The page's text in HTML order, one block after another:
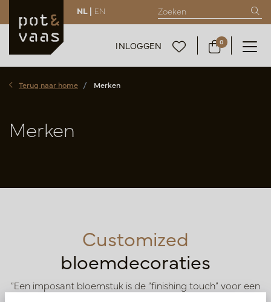
NL | EN
INLOGGEN 0
Terug naar home Merken
Merken
Customized
bloemdecoraties
“Een imposant bloemstuk is de “finishing touch” voor een